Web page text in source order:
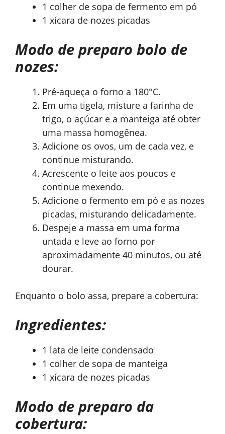
1 colher de sopa de fermento em pó
1 xícara de nozes picadas
Modo de preparo bolo de
nozes:
Pré-aqueça o forno a 180°C.
Em uma tigela, misture a farinha de
trigo, o açúcar e a manteiga até obter
uma massa homogênea.
Adicione os ovos, um de cada vez, e
continue misturando.
Acrescente o leite aos poucos e
continue mexendo.
Adicione o fermento em pó e as nozes
picadas, misturando delicadamente.
Despeje a massa em uma forma
untada e leve ao forno por
aproximadamente 40 minutos, ou até
dourar.
Enquanto o bolo assa, prepare a cobertura:
Ingredientes:
1 lata de leite condensado
1 colher de sopa de manteiga
1 xícara de nozes picadas
Modo de preparo da
cobertura: